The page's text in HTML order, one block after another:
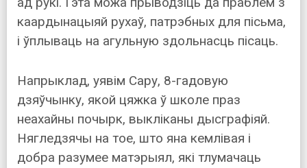
каардынацыяй рухаў, патрэбных для пісьма,
і ўплываць на агульную здольнасць пісаць.
Напрыклад, уявім Сару, 8-гадовую
дзяўчынку, якой цяжка ў школе праз
неахайны почырк, выкліканы дысграфіяй.
Нягледзячы на тое, што яна кемлівая і
добра разумее матэрыял, які тлумачаць